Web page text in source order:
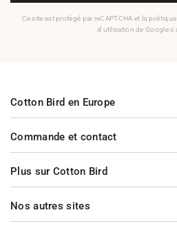
Ce site est protégé par reCAPTCHA et la
d'utilisation de Google
Commande et contact
Plus sur Cotton Bird
Cotton Bird en Europe
Nos autres sites